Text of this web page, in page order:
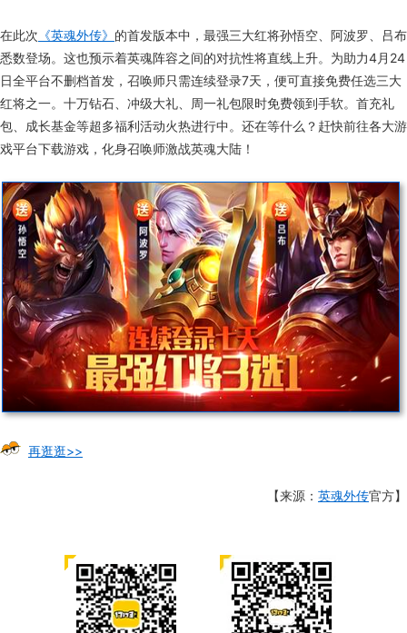
在此次 《英魂外传》 的首发版本中，最强三大红将孙悟空、阿波罗、吕布
悉数登场。这也预示着英魂阵容之间的对抗性将直线上升。为助力4月24
日全平台不删档首发，召唤师只需连续登录7天，便可直接免费任选三大
红将之一。十万钻石、冲级大礼、周一礼包限时免费领到手软。首充礼
包、成长基金等超多福利活动火热进行中。还在等什么？赶快前往各大游
戏平台下载游戏，化身召唤师激战英魂大陆！
再逛逛>>
【来源： 英魂外传官方】